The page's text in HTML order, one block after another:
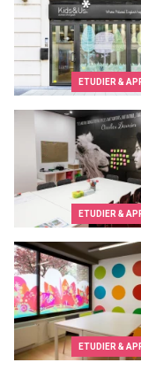
ETUDIER &
ETUDIER &
Kids&Us language
ETUDIER &
Kids&Us language